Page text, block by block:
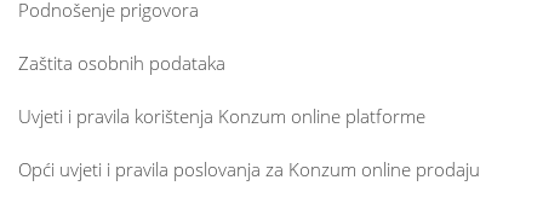
Podnošenje prigovora
Zaštita osobnih podataka
Uvjeti i pravila korištenja Konzum online platforme
Opći uvjeti i pravila poslovanja za Konzum online prodaju